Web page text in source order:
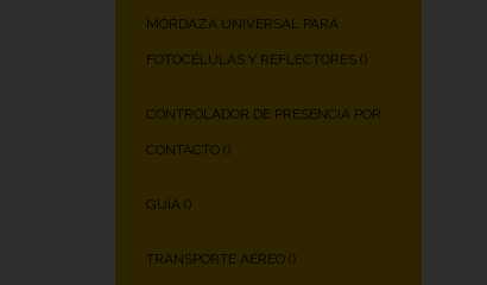
MORDAZA UNIVERSAL PARA
FOTOCÉLULAS Y REFLECTORES ()
CONTROLADOR DE PRESENCIA POR
CONTACTO ()
GUÍA ()
TRANSPORTE AÉREO ()